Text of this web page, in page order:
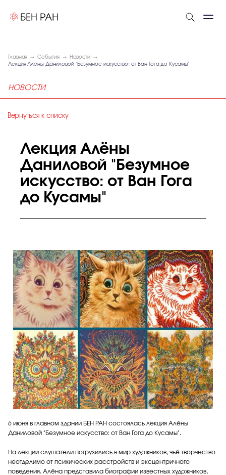
Главная События
Новости
Лекция Алёны Даниловой "Безумное искусство: от Ван Гога до Кусамы"
НОВОСТИ
Вернуться к списку
Лекция Алёны
Даниловой "Безумное
искусство: от Ван Гога
до Кусамы"
6 июня в главном здании БЕН РАН состоялась лекция Алёны
Даниловой "Безумное искусство: от Ван Гога до Кусамы".
На лекции слушатели погрузились в мир художников, чьё творчество
неотделимо от психических расстройств и эксцентричного
поведения. Алёна представила биографии известных художников,